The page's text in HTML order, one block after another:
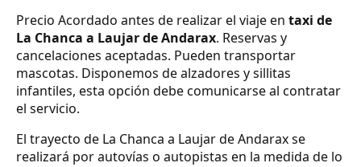
Precio Acordado antes de realizar el viaje en taxi de
La Chanca a Laujar de Andarax. Reservas y
cancelaciones aceptadas. Pueden transportar
mascotas. Disponemos de alzadores y sillitas
infantiles, esta opción debe comunicarse al contratar
el servicio.
El trayecto de La Chanca a Laujar de Andarax se
realizará por autovías o autopistas en la medida de lo